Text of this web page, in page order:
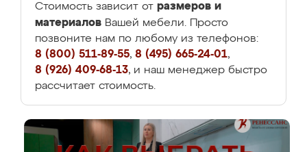
Стоимость зависит от размеров и
материалов Вашей мебели. Просто
позвоните нам по любому из телефонов:
8 (800) 511-89-55, 8 (495) 665-24-01,
8 (926) 409-68-13, и наш менеджер быстро
рассчитает стоимость.